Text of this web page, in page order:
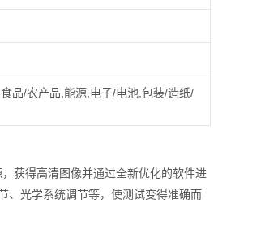
品/农产品,能源,电子/电池,包装/造纸/
获得高清图像并通过全新优化的软件进
、光学系统调节等，使测试变得准确而